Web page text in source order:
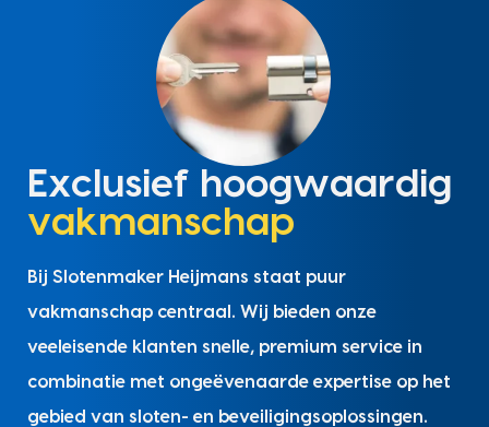
Exclusief hoogwaardig
vakmanschap
Bij Slotenmaker Heijmans staat puur
vakmanschap centraal. Wij bieden onze
veeleisende klanten snelle, premium service in
combinatie met ongeëvenaarde expertise op het
gebied van sloten- en beveiligingsoplossingen.